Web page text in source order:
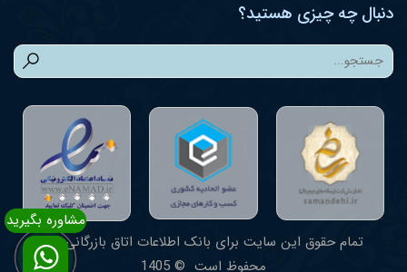
دنبال چه چیزی هستید؟
تمام حقوق این سایت برای بانک اطلاعات اتاق بازرگانی یزد
محفوظ است © 1405